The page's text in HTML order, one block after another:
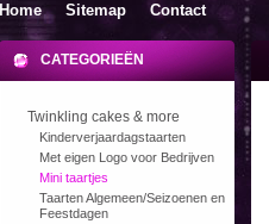
Home Sitemap Contact
CATEGORIEËN
Twinkling cakes & more
Kinderverjaardagstaarten
Met eigen Logo voor Bedrijven
Mini taartjes
Taarten Algemeen/Seizoenen en
Feestdagen